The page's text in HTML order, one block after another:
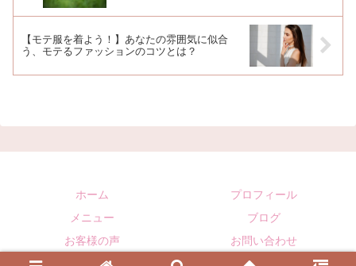
【モテ服を着よう！】あなたの雰囲気に似合
う、モテるファッションのコツとは？
ホーム
プロフィール
メニュー
ブログ
お客様の声
お問い合わせ